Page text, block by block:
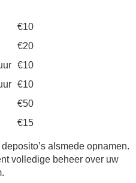
€10
€20
€10
€10
€50
€15
alsmede opnamen.
volledige beheer over uw